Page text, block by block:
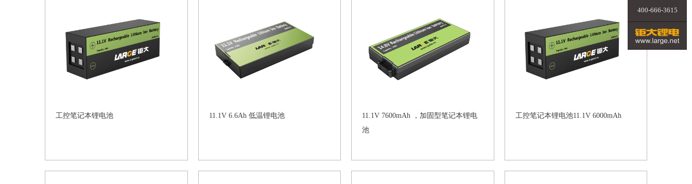
工控笔记本锂电池 11.1V 6.6Ah 低温锂电池
11.1V 7600mAh ，加固型笔记本锂电
池
工控笔记本锂电池11.1V 6000mAh
400-666-3615